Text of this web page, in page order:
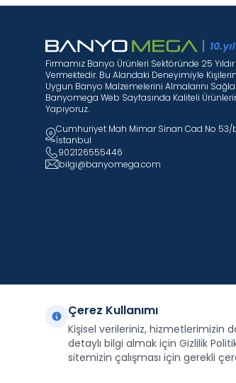
Firmamız Banyo Ürünleri Sektöründe 25
Vermektedir. Bu Alandaki Deneyimiyle
Uygun Banyo Malzemelerini Almalarını
Banyomega Web Sayfasında Kaliteli
Yapıyoruz.
Cumhuriyet Mah Mimar Sinan Cad No 53/
İstanbul
902126555446
bilgi@banyomega.com
Facebook
X İnstagram
YoutubePinterest
Çerez Kullanımı
Kişisel verileriniz, hizmetlerimizin
detaylı bilgi almak için Gizlilik
sitemizin çalışması için gerekli